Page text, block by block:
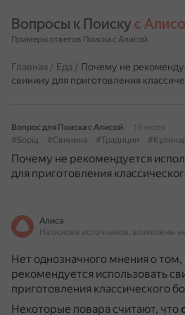
Вопросы к Поиску с
Примеры ответов Поиска с Алисой
Главная / Еда / Почему не
свинину для приготовления
Вопрос для Поиска с Алисой
16 июля
#Борщ
#Свинина #Традиции
Почему не рекомендуется
для приготовления
Алиса
Нет однозначного мнения о
рекомендуется использовать
приготовления классического
Некоторые повара считают, что